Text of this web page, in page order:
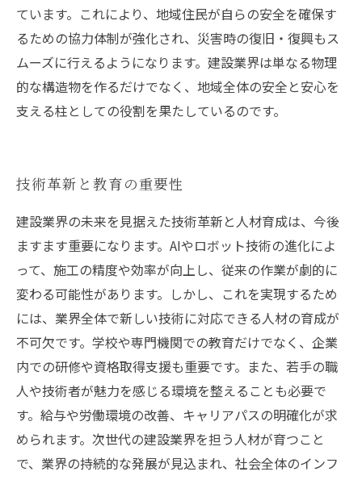
ています。これにより、地域住民が自らの安全を確保す
るための協力体制が強化され、災害時の復旧・復興もス
ムーズに行えるようになります。建設業界は単なる物理
的な構造物を作るだけでなく、地域全体の安全と安心を
支える柱としての役割を果たしているのです。
技術革新と教育の重要性
建設業界の未来を見据えた技術革新と人材育成は、今後
ますます重要になります。AIやロボット技術の進化によ
って、施工の精度や効率が向上し、従来の作業が劇的に
変わる可能性があります。しかし、これを実現するため
には、業界全体で新しい技術に対応できる人材の育成が
不可欠です。学校や専門機関での教育だけでなく、企業
内での研修や資格取得支援も重要です。また、若手の職
人や技術者が魅力を感じる環境を整えることも必要で
す。給与や労働環境の改善、キャリアパスの明確化が求
められます。次世代の建設業界を担う人材が育つこと
で、業界の持続的な発展が見込まれ、社会全体のインフ